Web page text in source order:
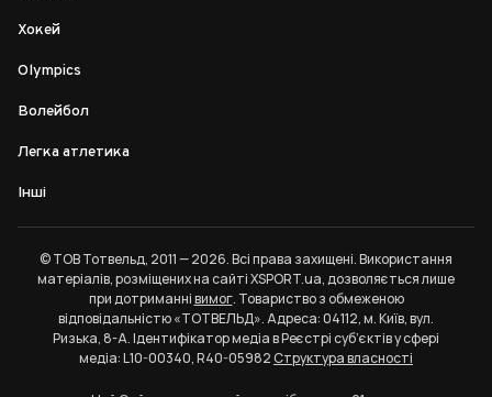
Хокей
Olympics
Волейбол
Легка атлетика
Інші
© ТОВ Тотвельд, 2011 — 2026. Всі права захищені. Використання
матеріалів, розміщених на сайті XSPORT.ua, дозволяється лише
при дотриманнівимог. Товариство з обмеженою
відповідальністю «ТОТВЕЛЬД». Адреса: 04112, м. Київ, вул.
Ризька, 8-А. Ідентифікатор медіа в Реєстрі суб’єктів у сфері
медіа: L10-00340, R40-05982Структура власності